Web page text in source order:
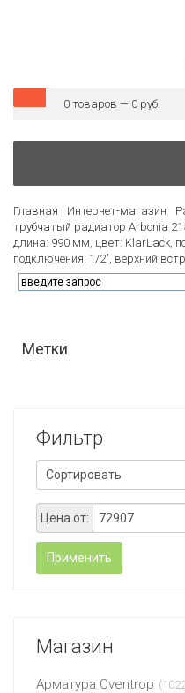
0 товаров — 0 руб.
Главная Интернет-магазин
трубчатый радиатор Arbonia
длина: 990 мм, цвет: KlarLack,
подключения: 1/2", верхний
Метки
Фильтр
Цена от:
Применить
Магазин
Арматура Oventrop